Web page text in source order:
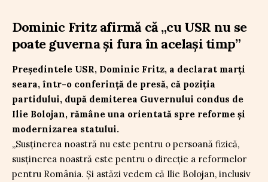
Dominic Fritz afirmă că „cu USR nu se
poate guverna și fura în același timp”
Președintele USR, Dominic Fritz, a declarat marți
seara, într-o conferință de presă, că poziția
partidului, după demiterea Guvernului condus de
Ilie Bolojan, rămâne una orientată spre reforme și
modernizarea statului.
„Susținerea noastră nu este pentru o persoană fizică,
susținerea noastră este pentru o direcție a reformelor
pentru România. Și astăzi vedem că Ilie Bolojan, inclusiv